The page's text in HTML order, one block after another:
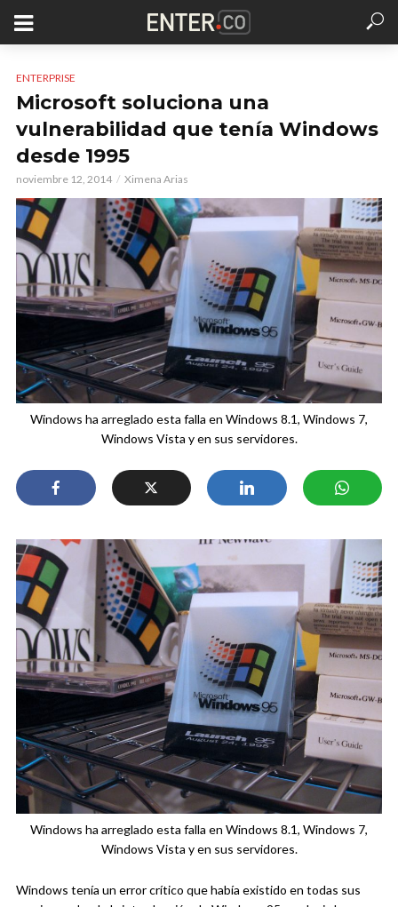
ENTERPRISE
Microsoft soluciona una
vulnerabilidad que tenía Windows
desde 1995
noviembre 12, 2014 Ximena Arias
Windows ha arreglado esta falla en Windows 8.1, Windows 7,
Windows Vista y en sus servidores.
Windows ha arreglado esta falla en Windows 8.1, Windows 7,
Windows Vista y en sus servidores.
Windows tenía un error crítico que había existido en todas sus